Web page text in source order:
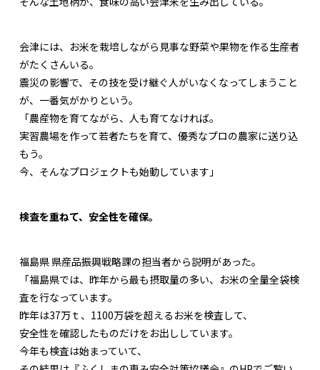
会津には、お米を栽培しながら見事な野菜や果物を作る生産者
がたくさんいる。
震災の影響で、その技を受け継ぐ人がいなくなってしまうこと
が、一番気がかりという。
「農産物を育てながら、人も育てなければ。
実習農場を作って若者たちを育て、優秀なプロの農家に送り込
もう。
今、そんなプロジェクトも始動しています」
検査を重ねて、安全性を確保。
福島県 県産品振興戦略課の担当者から説明があった。
「福島県では、昨年から最も摂取量の多い、お米の全量全袋検
査を行なっています。
昨年は37万ｔ、1100万袋を超えるお米を検査して、
安全性を確認したものだけをお出ししています。
今年も検査は始まっていて、